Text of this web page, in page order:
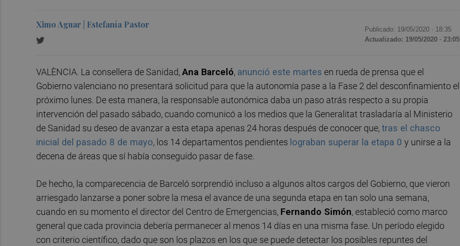
Ximo Aguar | Estefanía Pastor Publicado: 19/05/2020 · 18:35
Actualizado: 19/05/2020 · 23:05
VALÈNCIA. La consellera de Sanidad,Ana Barceló, anunció este martes en rueda de prensa que el
Gobierno valenciano no presentará solicitud para que la autonomía pase a la Fase 2 del desconfinamiento el
próximo lunes. De esta manera, la responsable autonómica daba un paso atrás respecto a su propia
intervención del pasado sábado, cuando comunicó a los medios que la Generalitat trasladaría al Ministerio
de Sanidad su deseo de avanzar a esta etapa apenas 24 horas después de conocer que,tras el chasco
inicial del pasado 8 de mayo, los 14 departamentos pendientes lograban superar la etapa 0 y unirse a la
decena de áreas que sí había conseguido pasar de fase.
De hecho, la comparecencia de Barceló sorprendió incluso a algunos altos cargos del Gobierno, que vieron
arriesgado lanzarse a poner sobre la mesa el avance de una segunda etapa en tan solo una semana,
cuando en su momento el director del Centro de Emergencias, Fernando Simón, estableció como marco
general que cada provincia debería permanecer al menos 14 días en una misma fase. Un período elegido
con criterio científico, dado que son los plazos en los que se puede detectar los posibles repuntes del